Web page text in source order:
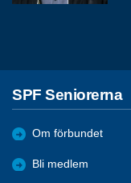
SPF Seniorerna
Om förbundet
Bli medlem